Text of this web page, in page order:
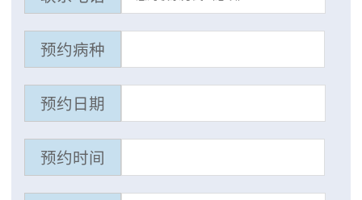
预约病种
预约日期
预约时间